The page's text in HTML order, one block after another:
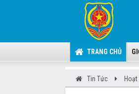
TRANG CHỦ
Tin Tức Hoạt